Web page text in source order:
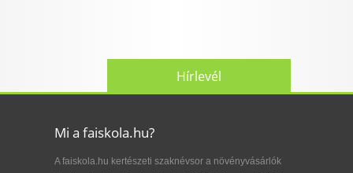
Hírlevél
Mi a faiskola.hu?
A faiskola.hu kertészeti szaknévsor a növényvásárlók